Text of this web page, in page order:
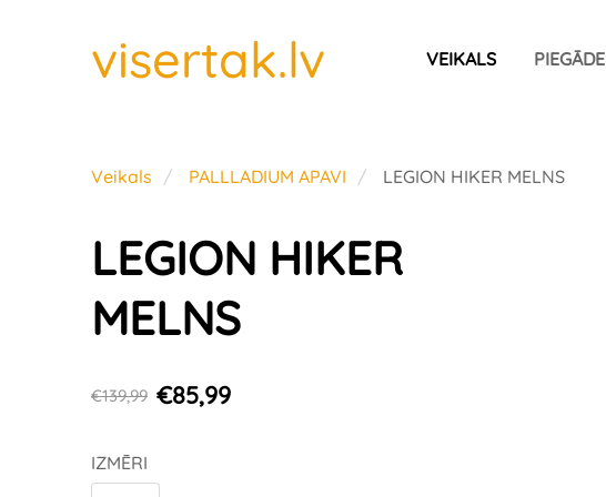
visertak.lv VEIKALS PIEGĀDE
Veikals PALLLADIUM APAVI LEGION HIKER MELNS
LEGION HIKER
MELNS
€139,99 €85,99
IZMĒRI